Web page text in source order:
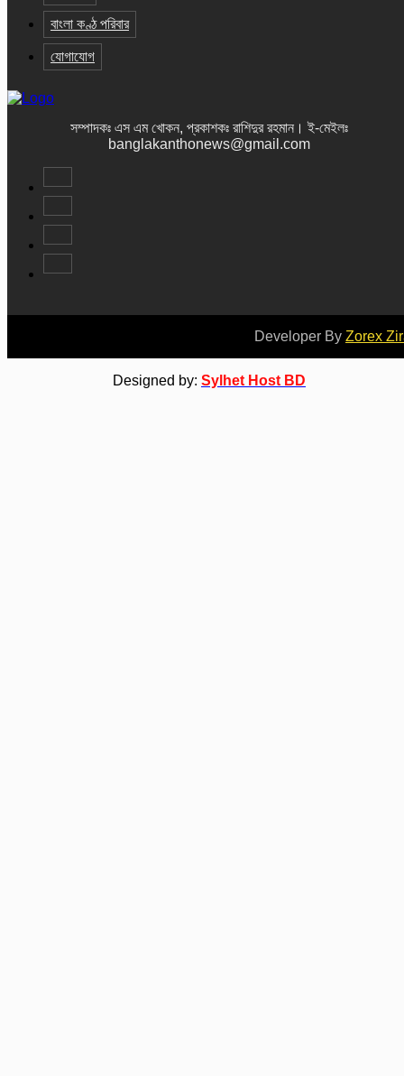
বাংলা কণ্ঠ পরিবার
যোগাযোগ
সম্পাদকঃ এস এম খোকন, প্রকাশকঃ রাশিদুর রহমান । ই-মেইলঃ
banglakanthonews@gmail.com
Developer By Zorex
Designed by: Sylhet Host BD